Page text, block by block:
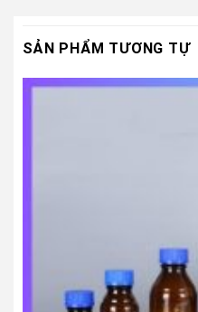
SẢN PHẨM TƯƠNG TỰ